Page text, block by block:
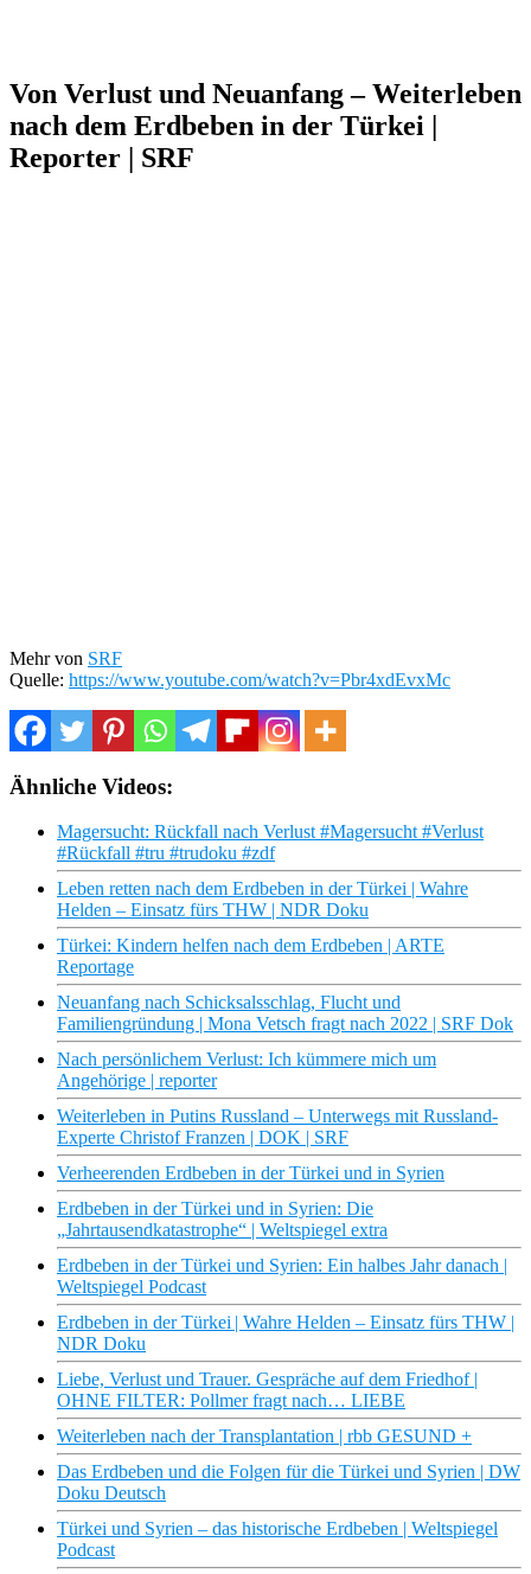
Von Verlust und Neuanfang – Weiterleben
nach dem Erdbeben in der Türkei |
Reporter | SRF
Mehr von SRF
Quelle: https://www.youtube.com/watch?v=Pbr4xdEvxMc
Ähnliche Videos:
Magersucht: Rückfall nach Verlust #Magersucht #Verlust
#Rückfall #tru #trudoku #zdf
Leben retten nach dem Erdbeben in der Türkei | Wahre
Helden – Einsatz fürs THW | NDR Doku
Türkei: Kindern helfen nach dem Erdbeben | ARTE
Reportage
Neuanfang nach Schicksalsschlag, Flucht und
Familiengründung | Mona Vetsch fragt nach 2022 | SRF Dok
Nach persönlichem Verlust: Ich kümmere mich um
Angehörige | reporter
Weiterleben in Putins Russland – Unterwegs mit Russland-
Experte Christof Franzen | DOK | SRF
Verheerenden Erdbeben in der Türkei und in Syrien
Erdbeben in der Türkei und in Syrien: Die
„Jahrtausendkatastrophe“ | Weltspiegel extra
Erdbeben in der Türkei und Syrien: Ein halbes Jahr danach |
Weltspiegel Podcast
Erdbeben in der Türkei | Wahre Helden – Einsatz fürs THW |
NDR Doku
Liebe, Verlust und Trauer. Gespräche auf dem Friedhof |
OHNE FILTER: Pollmer fragt nach… LIEBE
Weiterleben nach der Transplantation | rbb GESUND +
Das Erdbeben und die Folgen für die Türkei und Syrien | DW
Doku Deutsch
Türkei und Syrien – das historische Erdbeben | Weltspiegel
Podcast